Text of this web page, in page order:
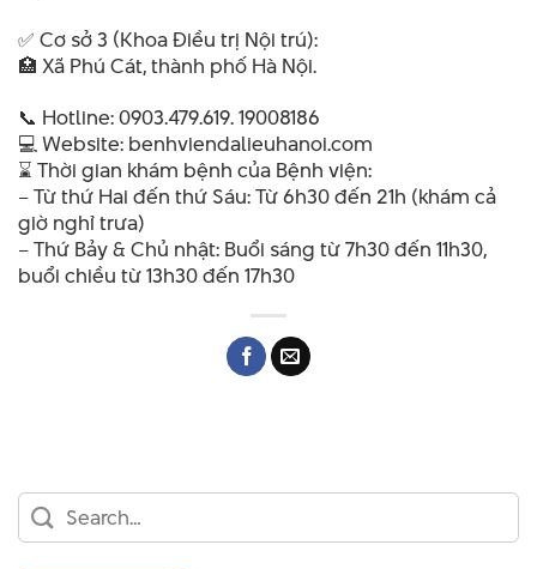
✅ Cơ sở 3 (Khoa Điều trị Nội trú):
🏥 Xã Phú Cát, thành phố Hà Nội.
📞 Hotline: 0903.479.619. 19008186
💻 Website: benhviendalieuhanoi.com
⌛️ Thời gian khám bệnh của Bệnh viện:
– Từ thứ Hai đến thứ Sáu: Từ 6h30 đến 21h (khám cả
giờ nghỉ trưa)
– Thứ Bảy & Chủ nhật: Buổi sáng từ 7h30 đến 11h30,
buổi chiều từ 13h30 đến 17h30